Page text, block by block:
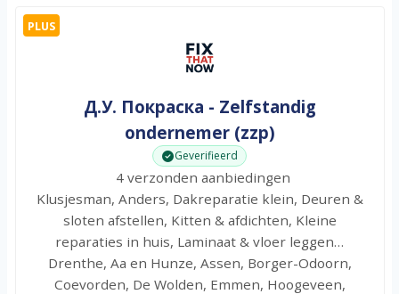
PLUS
Д.У. Покраска - Zelfstandig
ondernemer (zzp)
Geverifieerd
4 verzonden aanbiedingen
Klusjesman, Anders, Dakreparatie klein, Deuren &
sloten afstellen, Kitten & afdichten, Kleine
reparaties in huis, Laminaat & vloer leggen…
Drenthe, Aa en Hunze, Assen, Borger-Odoorn,
Coevorden, De Wolden, Emmen, Hoogeveen,